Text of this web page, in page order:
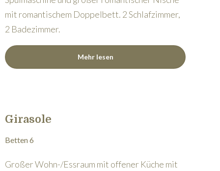
mit romantischem Doppelbett. 2 Schlafzimmer,
2 Badezimmer.
Mehr lesen
Girasole
Betten 6
Großer Wohn-/Essraum mit offener Küche mit